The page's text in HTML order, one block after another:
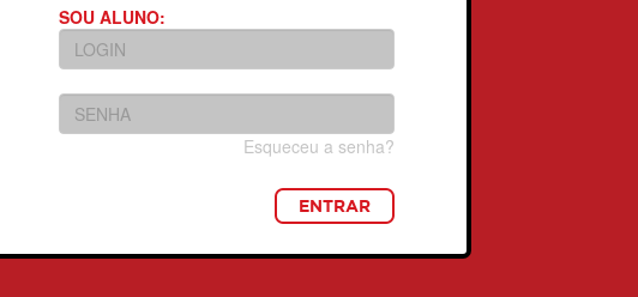
SOU ALUNO:
Esqueceu a senha?
ENTRAR